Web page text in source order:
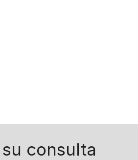
consulta